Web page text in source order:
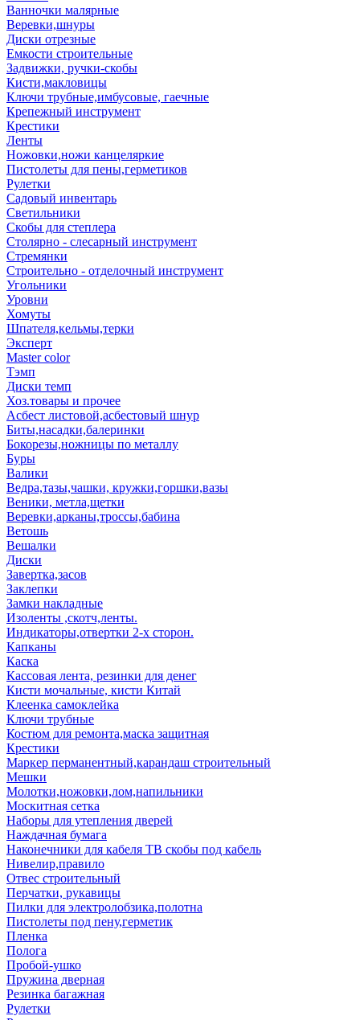
Ванночки малярные
Веревки,шнуры
Диски отрезные
Емкости строительные
Задвижки, ручки-скобы
Кисти,макловицы
Ключи трубные,имбусовые, гаечные
Крепежный инструмент
Крестики
Ленты
Ножовки,ножи канцеляркие
Пистолеты для пены,герметиков
Рулетки
Садовый инвентарь
Светильники
Скобы для степлера
Столярно - слесарный инструмент
Стремянки
Строительно - отделочный инструмент
Угольники
Уровни
Хомуты
Шпателя,кельмы,терки
Эксперт
Master color
Тэмп
Диски темп
Хоз.товары и прочее
Асбест листовой,асбестовый шнур
Биты,насадки,балеринки
Бокорезы,ножницы по металлу
Буры
Валики
Ведра,тазы,чашки, кружки,горшки,вазы
Веники, метла,щетки
Веревки,арканы,троссы,бабина
Ветошь
Вешалки
Диски
Завертка,засов
Заклепки
Замки накладные
Изоленты ,скотч,ленты.
Индикаторы,отвертки 2-х сторон.
Капканы
Каска
Кассовая лента, резинки для денег
Кисти мочальные, кисти Китай
Клеенка самоклейка
Ключи трубные
Костюм для ремонта,маска защитная
Крестики
Маркер перманентный,карандаш строительный
Мешки
Молотки,ножовки,лом,напильники
Москитная сетка
Наборы для утепления дверей
Наждачная бумага
Наконечники для кабеля ТВ скобы под кабель
Нивелир,правило
Отвес строительный
Перчатки, рукавицы
Пилки для электролобзика,полотна
Пистолеты под пену,герметик
Пленка
Полога
Пробой-ушко
Пружина дверная
Резинка багажная
Рулетки